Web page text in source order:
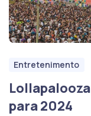
Entretenimento
para 2024